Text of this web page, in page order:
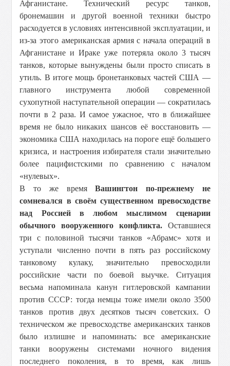
Афганистане. Технический ресурс танков,
бронемашин и другой военной техники быстро
расходуется в условиях интенсивной эксплуатации, и
из-за этого американская армия с начала операций в
Афганистане и Ираке уже потеряла около 3 тысяч
танков, которые вынуждены были просто списать в
утиль. В итоге мощь бронетанковых частей США —
главного инструмента любой современной
сухопутной наступательной операции — сократилась
почти в 2 раза. И самое ужасное, что в ближайшее
время не было никаких шансов её восстановить —
экономика США находилась на пороге ещё большего
кризиса, и настроения избирателя стали значительно
более пацифистскими по сравнению с началом
«нулевых».
В то же времяВашингтон по-прежнему не
сомневался в своём существенном превосходстве
над Россией в любом мыслимом сценарии
обычного вооруженного конфликта. Оставшиеся
три с половиной тысячи танков «Абрамс» хотя и
уступали численно почти в пять раз российскому
танковому кулаку, значительно превосходили
российские части по боевой выучке. Ситуация
весьма напоминала канун гитлеровской кампании
против СССР: тогда немцы тоже имели около 3500
танков против двух десятков тысяч советских. О
техническом же превосходстве американских танков
было излишне и напоминать: все американские
танки вооружены системами ночного видения
последнего поколения, в то время, как лишь